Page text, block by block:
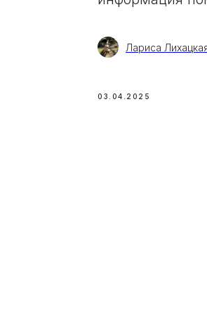
Лариса
03.04.2025